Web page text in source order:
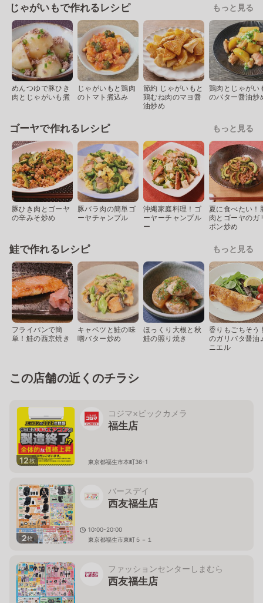
じゃがいもで作れるレシピ もっと見る
めんつゆで豚ひき
肉とじゃがいも煮
じゃがいもと鶏肉
のトマト煮込み
節約 じゃがいもと
鶏むね肉のマヨ醤
油炒め
鶏肉とじゃがい
のバター醤油炒
ゴーヤで作れるレシピ もっと見る
豚ひき肉とゴーヤ
の辛みそ炒め
豚バラ肉の簡単ゴ
ーヤチャンプル
沖縄家庭料理！ゴ
ーヤーチャンプル
ー
夏に食べたい！
肉とゴーヤのガ
ポン炒め
鮭で作れるレシピ もっと見る
フライパンで簡
単！鮭の西京焼き
キャベツと鮭の味
噌バター炒め
ほっくり大根と秋
鮭の照り焼き
香りもごちそう
のガリバタ醤油
ニエル
この店舗の近くのチラシ
12枚
コジマ×ビックカメラ
福生店
東京都福生市本町36-1
2枚
バースデイ
西友福生店
10:00-20:00
東京都福生市東町５－１
ファッションセンターしまむら
西友福生店